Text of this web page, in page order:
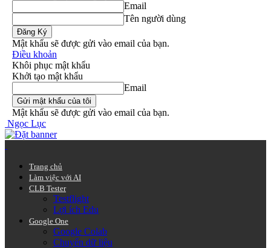
Email
Tên người dùng
Mật khẩu sẽ được gửi vào email của bạn.
Điều khoản
Khôi phục mật khẩu
Khởi tạo mật khẩu
Email
Mật khẩu sẽ được gửi vào email của bạn.
Ngọc Lục
Trang chủ
Làm việc với AI
CLB Tester
Testflight
Lợi ích Edu
Google One
Google Colab
Chuyển dữ liệu